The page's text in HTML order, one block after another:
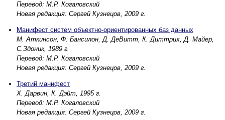
Перевод: М.Р. Когаловский
Новая редакция: Сергей Кузнецов, 2009 г.
Манифест систем объектно-ориентированных баз данных
М. Аткинсон, Ф. Бансилон, Д. ДеВитт, К. Диттрих, Д. Майер,
С.Здоник, 1989 г.
Перевод: М.Р. Когаловский
Новая редакция: Сергей Кузнецов, 2009 г.
Третий манифест
Х. Дарвин, К. Дэйт, 1995 г.
Перевод: М.Р. Когаловский
Новая редакция: Сергей Кузнецов, 2009 г.